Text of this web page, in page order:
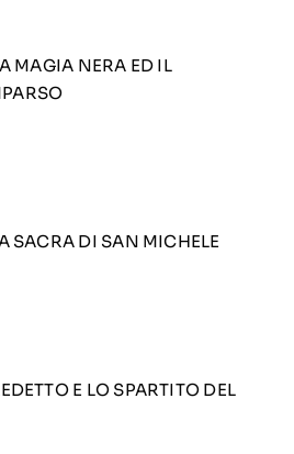
MAGIA NERA ED IL
SACRA DI SAN MICHELE
E LO SPARTITO DEL